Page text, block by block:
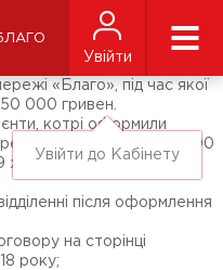
Увійти
Увійти до Кабінету
«Благо», під час якої
000 гривен.
котрі оформили
на суму від 1000
жовтня 2018 року. Для
після оформлення
на сторінці
року;